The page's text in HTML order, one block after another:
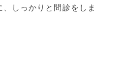
しっかりと問診をしま